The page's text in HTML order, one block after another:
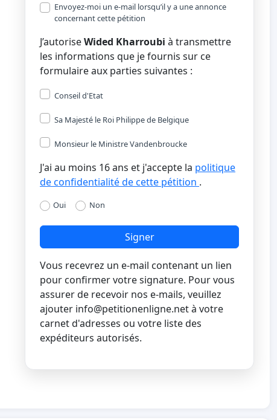
Envoyez-moi un e-mail lorsqu’il y a une annonce
concernant cette pétition
J’autoriseWided Kharroubi à transmettre
les informations que je fournis sur ce
formulaire aux parties suivantes :
Conseil d'Etat
Sa Majesté le Roi Philippe de Belgique
Monsieur le Ministre Vandenbroucke
J'ai au moins 16 ans et j'accepte la politique
de confidentialité de cette pétition .
Oui Non
Signer
Vous recevrez un e-mail contenant un lien
pour confirmer votre signature. Pour vous
assurer de recevoir nos e-mails, veuillez
ajouter info@petitionenligne.netà votre
carnet d'adresses ou votre liste des
expéditeurs autorisés.